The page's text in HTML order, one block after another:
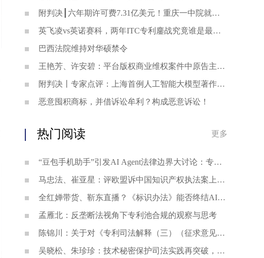
附判决┃六年期许可费7.31亿美元！重庆一中院就中
兴诉三星案作出一审判决
英飞凌vs英诺赛科，两年ITC专利鏖战究竟谁是最终
赢家？
巴西法院维持对华硕禁令
王艳芳、许安碧：平台版权商业维权案件中原告主体
资格的司法审查与规制
附判决丨专家点评：上海首例人工智能大模型著作权
侵权案二审宣判
恶意囤积商标，并借诉讼牟利？构成恶意诉讼！
热门阅读 更多
“豆包手机助手”引发AI Agent法律边界大讨论：专家
深度剖析数据合规与竞争秩序
马忠法、崔亚星：评欧盟诉中国知识产权执法案上诉
仲裁裁决
全红婵带货、靳东直播？《标识办法》能否终结AI拟
声乱象？
孟雁北：反垄断法视角下专利池合规的观察与思考
陈锦川：关于对《专利司法解释（三）（征求意见
稿）》几个诉讼程序问题的意见建议
吴晓松、朱珍珍：技术秘密保护司法实践再突破，高